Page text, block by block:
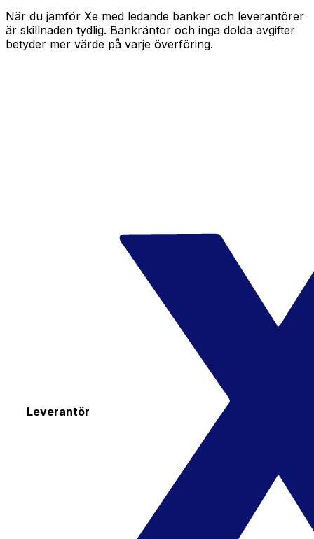
När du jämför Xe med ledande banker och leverantörer
är skillnaden tydlig. Bankräntor och inga dolda avgifter
betyder mer värde på varje överföring.
Leverantör